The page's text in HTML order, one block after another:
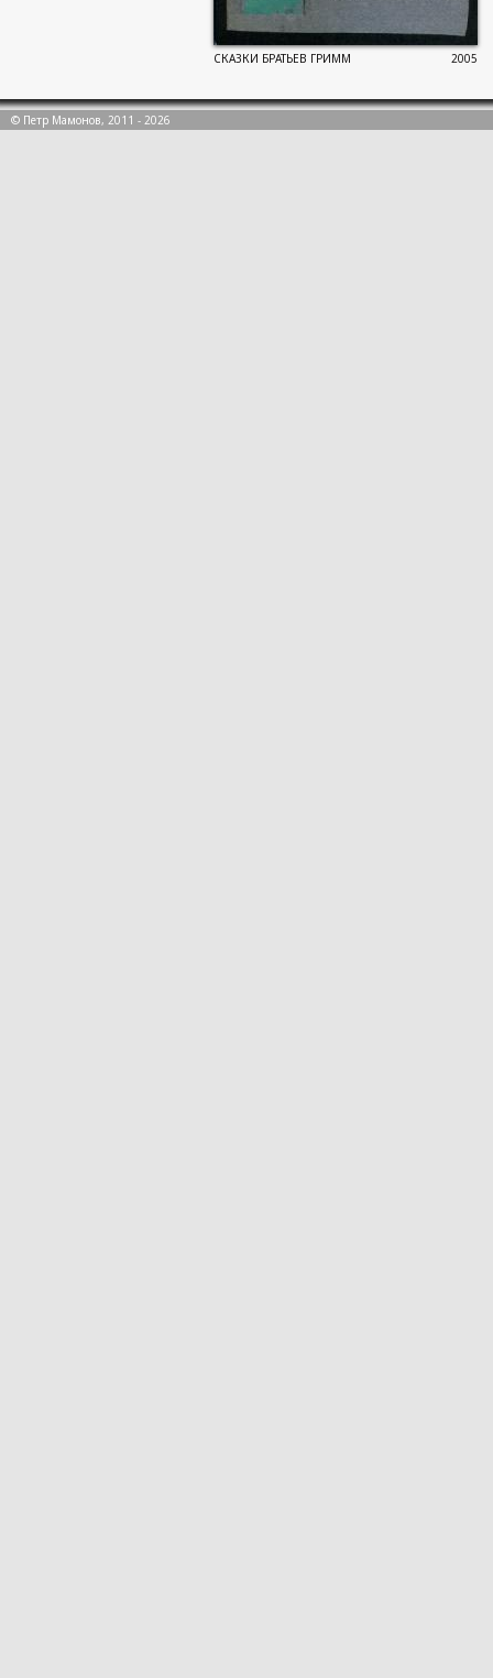
СКАЗКИ БРАТЬЕВ ГРИММ 2005
© Петр Мамонов, 2011 - 2026